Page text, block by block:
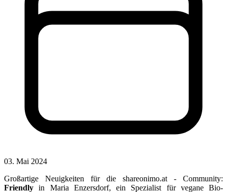
03. Mai 2024
Großartige Neuigkeiten für die shareonimo.at - Community:
Friendly in Maria Enzersdorf, ein Spezialist für vegane Bio-